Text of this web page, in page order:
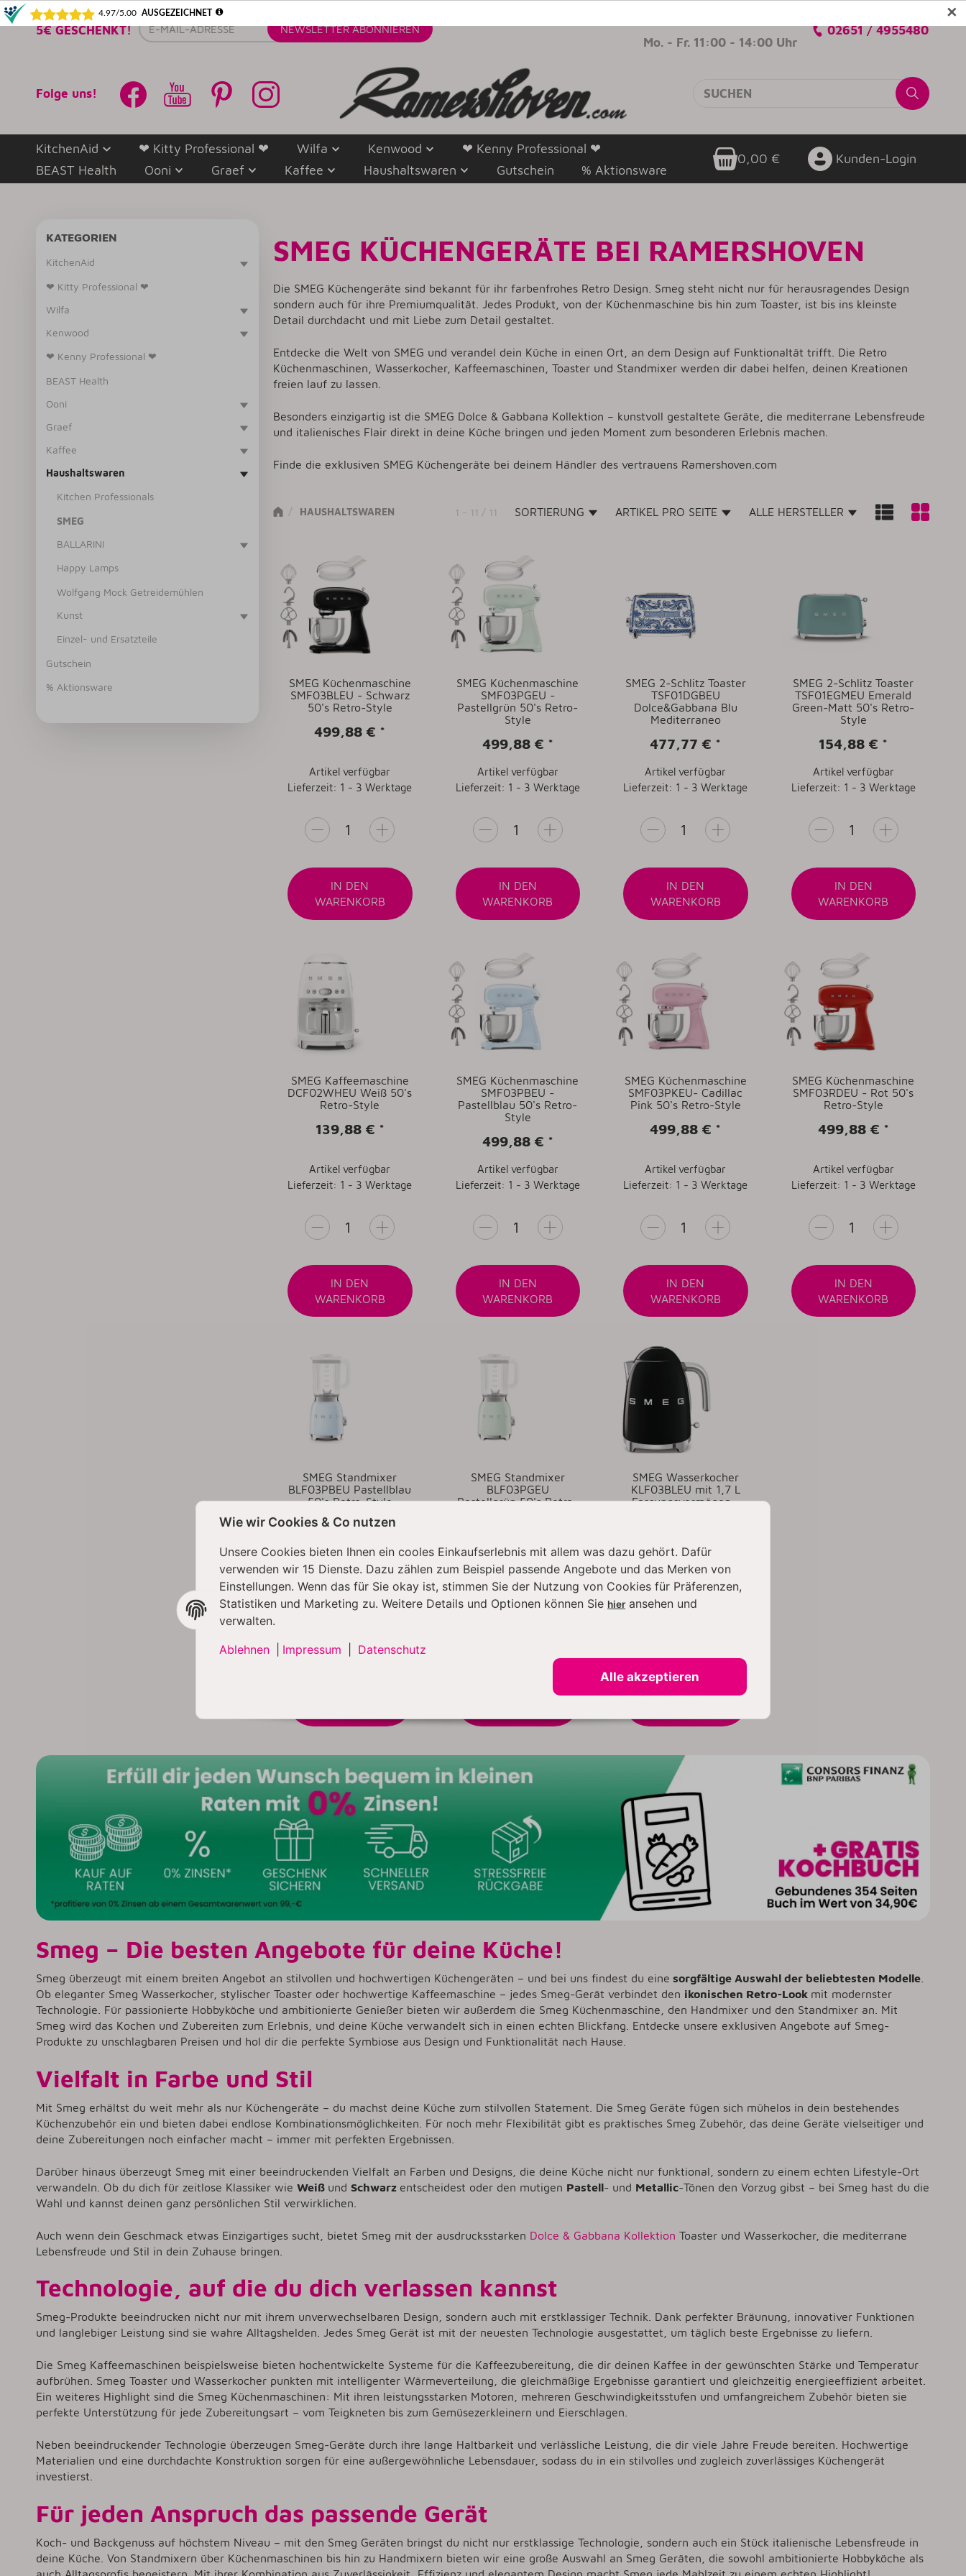
✕
5€ GESCHENKT! E-
Mail-
NEWSLETTER ABONNIEREN
Mo. - Fr. 11:00 - 14:00 Uhr
02651 / 4955480
Folge uns!
KitchenAid ❤ Kitty Professional ❤ Wilfa Kenwood
❤ Kenny Professional ❤
BEAST Health
Ooni Graef Kaffee Haushaltswaren Gutschein % Aktionsware
0,00 € Kunden-Login
SMEG KÜCHENGERÄTE BEI RAMERSHOVEN
Die SMEG Küchengeräte sind bekannt für ihr farbenfrohes Retro Design. Smeg steht nicht nur für herausragendes Design
sondern auch für ihre Premiumqualität. Jedes Produkt, von der Küchenmaschine bis hin zum Toaster, ist bis ins kleinste
Detail durchdacht und mit Liebe zum Detail gestaltet.
Entdecke die Welt von SMEG und verandel dein Küche in einen Ort, an dem Design auf Funktionaltät trifft. Die Retro
Küchenmaschinen, Wasserkocher, Kaffeemaschinen, Toaster und Standmixer werden dir dabei helfen, deinen Kreationen
freien lauf zu lassen.
Besonders einzigartig ist die SMEG Dolce & Gabbana Kollektion – kunstvoll gestaltete Geräte, die mediterrane Lebensfreude
und italienisches Flair direkt in deine Küche bringen und jeden Moment zum besonderen Erlebnis machen.
Finde die exklusiven SMEG Küchengeräte bei deinem Händler des vertrauens Ramershoven.com
HAUSHALTSWAREN 1 - 11 / 11 SORTIERUNG ARTIKEL PRO SEITE ALLE HERSTELLER
SMEG Küchenmaschine
SMF03BLEU - Schwarz
50's Retro-Style
499,88 € *
Artikel verfügbar
Lieferzeit: 1 - 3 Werktage
IN DEN
WARENKORB
SMEG Küchenmaschine
SMF03PGEU -
Pastellgrün 50's Retro-
Style
499,88 € *
Artikel verfügbar
Lieferzeit: 1 - 3 Werktage
IN DEN
WARENKORB
SMEG 2-Schlitz Toaster
TSF01DGBEU
Dolce&Gabbana Blu
Mediterraneo
477,77 € *
Artikel verfügbar
Lieferzeit: 1 - 3 Werktage
IN DEN
WARENKORB
SMEG 2-Schlitz Toaster
TSF01EGMEU Emerald
Green-Matt 50's Retro-
Style
154,88 € *
Artikel verfügbar
Lieferzeit: 1 - 3 Werktage
IN DEN
WARENKORB
SMEG Kaffeemaschine
DCF02WHEU Weiß 50's
Retro-Style
139,88 € *
Artikel verfügbar
Lieferzeit: 1 - 3 Werktage
IN DEN
WARENKORB
SMEG Küchenmaschine
SMF03PBEU -
Pastellblau 50's Retro-
Style
499,88 € *
Artikel verfügbar
Lieferzeit: 1 - 3 Werktage
IN DEN
WARENKORB
SMEG Küchenmaschine
SMF03PKEU- Cadillac
Pink 50's Retro-Style
499,88 € *
Artikel verfügbar
Lieferzeit: 1 - 3 Werktage
IN DEN
WARENKORB
SMEG Küchenmaschine
SMF03RDEU - Rot 50's
Retro-Style
499,88 € *
Artikel verfügbar
Lieferzeit: 1 - 3 Werktage
IN DEN
WARENKORB
SMEG Standmixer
BLF03PBEU Pastellblau
50's Retro-Style
179,88 €*
Artikel verfügbar
Lieferzeit: 1 - 3 Werktage
SMEG Standmixer
BLF03PGEU
Pastellgrün 50's Retro-
Artikel verfügbar
Lieferzeit: 1 - 3 Werktage
SMEG Wasserkocher
KLF03BLEU mit 1,7 L
Fassungsvermögen -
139,88 €
Artikel verfügbar
Lieferzeit: 1 - 3 Werktage
IN DEN
KATEGORIEN
KitchenAid
❤ Kitty Professional ❤
Wilfa
Kenwood
❤ Kenny Professional ❤
BEAST Health
Ooni
Graef
Kaffee
Haushaltswaren
Kitchen Professionals
SMEG
BALLARINI
Happy Lamps
Wolfgang Mock Getreidemühlen
Kunst
Einzel- und Ersatzteile
Gutschein
% Aktionsware
Smeg – Die besten Angebote für deine Küche!
Smeg überzeugt mit einem breiten Angebot an stilvollen und hochwertigen Küchengeräten – und bei uns findest du eine sorgfältige Auswahl der beliebtesten Modelle
Ob eleganter Smeg Wasserkocher, stylischer Toaster oder hochwertige Kaffeemaschine – jedes Smeg-Gerät verbindet den ikonischen Retro-Look mit modernster
Technologie. Für passionierte Hobbyköche und ambitionierte Genießer bieten wir außerdem die Smeg Küchenmaschine, den Handmixer und den Standmixer an. Mit
Smeg wird das Kochen und Zubereiten zum Erlebnis, und deine Küche verwandelt sich in einen echten Blickfang. Entdecke unsere exklusiven Angebote auf Smeg-
Produkte zu unschlagbaren Preisen und hol dir die perfekte Symbiose aus Design und Funktionalität nach Hause.
Vielfalt in Farbe und Stil
Mit Smeg erhältst du weit mehr als nur Küchengeräte – du machst deine Küche zum stilvollen Statement. Die Smeg Geräte fügen sich mühelos in dein bestehendes
Küchenzubehör ein und bieten dabei endlose Kombinationsmöglichkeiten. Für noch mehr Flexibilität gibt es praktisches Smeg Zubehör, das deine Geräte vielseitiger und
deine Zubereitungen noch einfacher macht – immer mit perfekten Ergebnissen.
Darüber hinaus überzeugt Smeg mit einer beeindruckenden Vielfalt an Farben und Designs, die deine Küche nicht nur funktional, sondern zu einem echten Lifestyle-Ort
verwandeln. Ob du dich für zeitlose Klassiker wie Weiß und Schwarz entscheidest oder den mutigen Pastell- und Metallic-Tönen den Vorzug gibst – bei Smeg hast du die
Wahl und kannst deinen ganz persönlichen Stil verwirklichen.
Auch wenn dein Geschmack etwas Einzigartiges sucht, bietet Smeg mit der ausdrucksstarken Dolce & Gabbana Kollektion Toaster und Wasserkocher, die mediterrane
Lebensfreude und Stil in dein Zuhause bringen.
Technologie, auf die du dich verlassen kannst
Smeg-Produkte beeindrucken nicht nur mit ihrem unverwechselbaren Design, sondern auch mit erstklassiger Technik. Dank perfekter Bräunung, innovativer Funktionen
und langlebiger Leistung sind sie wahre Alltagshelden. Jedes Smeg Gerät ist mit der neuesten Technologie ausgestattet, um täglich beste Ergebnisse zu liefern.
Die Smeg Kaffeemaschinen beispielsweise bieten hochentwickelte Systeme für die Kaffeezubereitung, die dir deinen Kaffee in der gewünschten Stärke und Temperatur
aufbrühen. Smeg Toaster und Wasserkocher punkten mit intelligenter Wärmeverteilung, die gleichmäßige Ergebnisse garantiert und gleichzeitig energieeffizient arbeitet.
Ein weiteres Highlight sind die Smeg Küchenmaschinen: Mit ihren leistungsstarken Motoren, mehreren Geschwindigkeitsstufen und umfangreichem Zubehör bieten sie
perfekte Unterstützung für jede Zubereitungsart – vom Teigkneten bis zum Gemüsezerkleinern und Eierschlagen.
Neben beeindruckender Technologie überzeugen Smeg-Geräte durch ihre lange Haltbarkeit und verlässliche Leistung, die dir viele Jahre Freude bereiten. Hochwertige
Materialien und eine durchdachte Konstruktion sorgen für eine außergewöhnliche Lebensdauer, sodass du in ein stilvolles und zugleich zuverlässiges Küchengerät
investierst.
Für jeden Anspruch das passende Gerät
Koch- und Backgenuss auf höchstem Niveau – mit den Smeg Geräten bringst du nicht nur erstklassige Technologie, sondern auch ein Stück italienische Lebensfreude in
deine Küche. Von Standmixern über Küchenmaschinen bis hin zu Handmixern bieten wir eine große Auswahl an Smeg Geräten, die sowohl ambitionierte Hobbyköche als
Wie wir Cookies & Co nutzen
Unsere Cookies bieten Ihnen ein cooles Einkaufserlebnis mit allem was dazu gehört. Dafür
verwenden wir 15 Dienste. Dazu zählen zum Beispiel passende Angebote und das Merken von
Einstellungen. Wenn das für Sie okay ist, stimmen Sie der Nutzung von Cookies für Präferenzen,
Statistiken und Marketing zu. Weitere Details und Optionen können Sie hier ansehen und
verwalten.
Ablehnen
Impressum
Datenschutz
Alle akzeptieren